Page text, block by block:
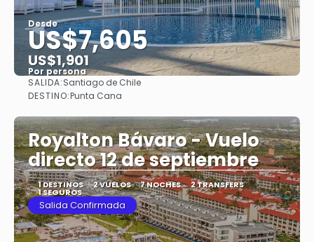
Desde
US$7,605
US$1,901
Por persona
SALIDA:Santiago de Chile
DESTINO:Punta Cana
Royalton Bávaro - Vuelo
directo 12 de septiembre
1 DESTINOS 2 VUELOS 7 NOCHES 2 TRANSFERS
1 SEGUROS
Salida Confirmada